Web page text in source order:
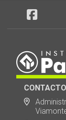
Viamonte